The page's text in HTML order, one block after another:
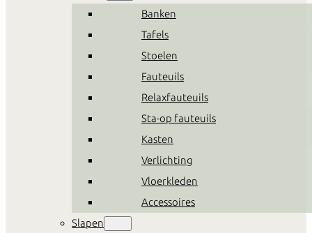
Banken
Tafels
Stoelen
Fauteuils
Relaxfauteuils
Sta-op fauteuils
Kasten
Verlichting
Vloerkleden
Accessoires
Slapen